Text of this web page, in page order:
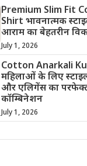
Premium Slim Fit
Shirt भावनात्मक
आराम का बेहतरीन
July 1, 2026
Cotton Anarkali
महिलाओं के लिए
और एलिगेंस का
कॉम्बिनेशन
July 1, 2026